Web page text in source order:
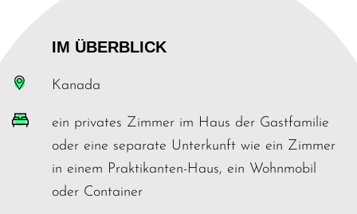
IM ÜBERBLICK
Kanada
ein privates Zimmer im Haus der Gastfamilie
oder eine separate Unterkunft wie ein Zimmer
in einem Praktikanten-Haus, ein Wohnmobil
oder Container